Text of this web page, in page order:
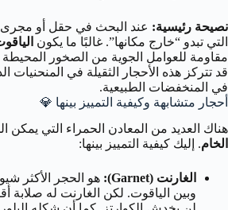
نصيحة رئيسية: عند البحث في حقل أو مجرى
التي تبدو “خارج مكانها”. غالبًا ما يكون
مقاومة للعوامل الجوية من الصخور المحيطة
قد تتركز هذه الأحجار الثقيلة في المنحنيات
في المنخفضات الطبيعية.
أحجار متشابهة وكيفية التمييز بينها 💎
هناك العديد من المعادن الحمراء التي يمكن
الخام. إليك كيفية التمييز بينها:
الغارنت (Garnet):
هو الحجر الأكثر